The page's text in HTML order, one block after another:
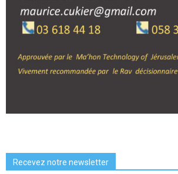
Recevez notre newsletter